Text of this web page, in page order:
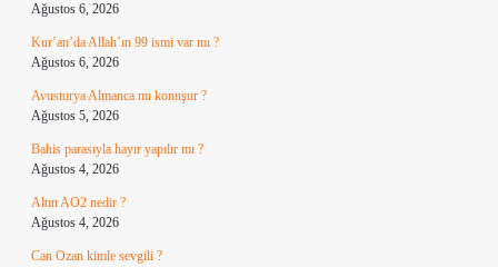
Ağustos 6, 2026
Kur’an’da Allah’ın 99 ismi var mı ?
Ağustos 6, 2026
Avusturya Almanca mı konuşur ?
Ağustos 5, 2026
Bahis parasıyla hayır yapılır mı ?
Ağustos 4, 2026
Altın AO2 nedir ?
Ağustos 4, 2026
Can Ozan kimle sevgili ?